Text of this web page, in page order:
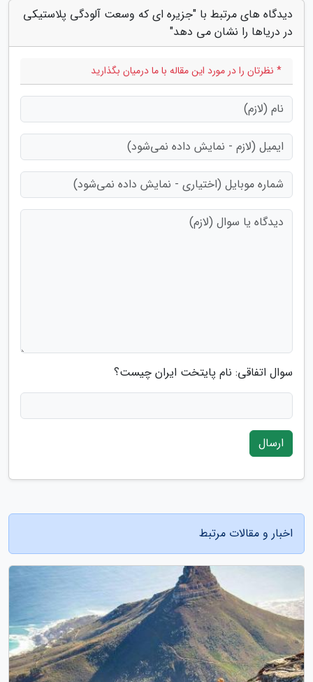
دیدگاه های مرتبط با "جزیره ای که وسعت آلودگی پلاستیکی
در دریاها را نشان می دهد"
* نظرتان را در مورد این مقاله با ما درمیان بگذارید
سوال اتفاقی: نام پایتخت ایران چیست؟
ارسال
اخبار و مقالات مرتبط